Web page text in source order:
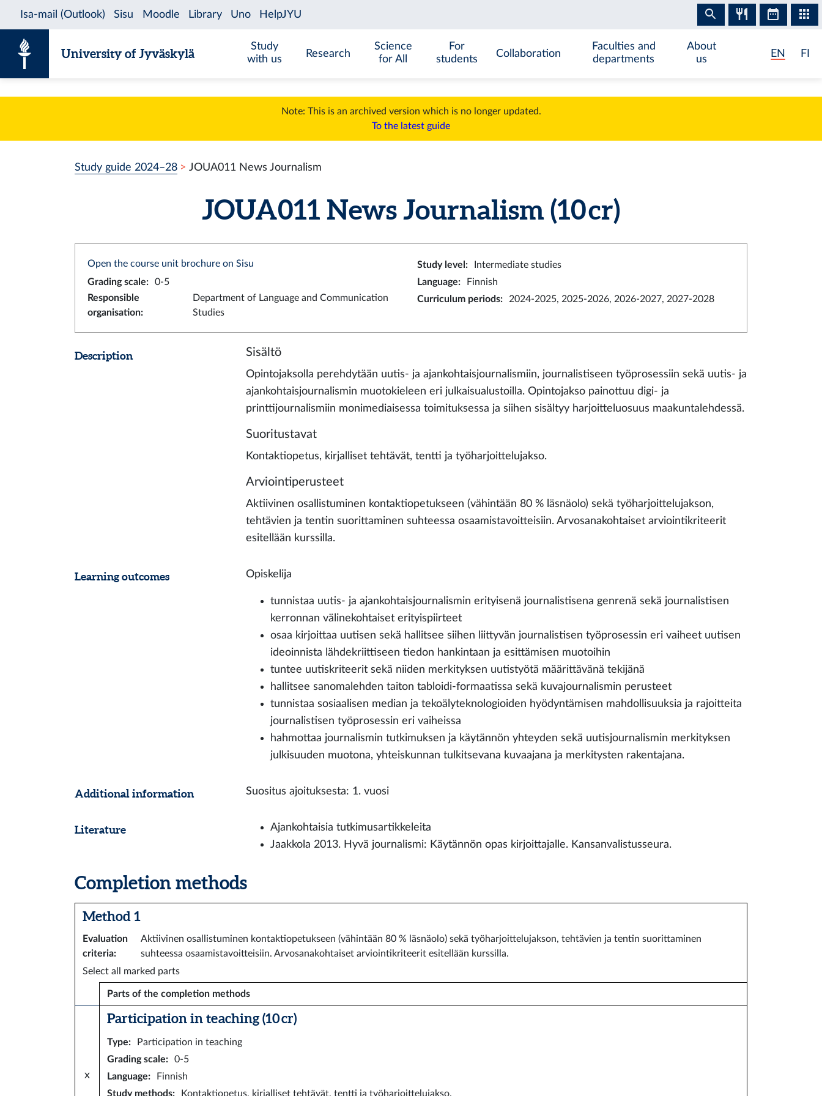
University of Jyväskylä
Study
with us
Research
Science
for All
For
students
Collaboration
Faculties and
departments
About
us
EN FI
Note: This is an archived version which is no longer updated.
To the latest guide
Study guide 2024–28 JOUA011 News Journalism
JOUA011 News Journalism (10 cr)
Open the course unit brochure on Sisu Study level :
Intermediate studies
Grading scale: 0-5 Language:
Finnish
Responsible
organisation:
Department of Language and Communication
Studies
Curriculum periods: 2024-2025, 2025-2026, 2026-2027, 2027-2028
Description Sisältö
Opintojaksolla perehdytään uutis- ja ajankohtaisjournalismiin, journalistiseen työprosessiin sekä uutis- ja
ajankohtaisjournalismin muotokieleen eri julkaisualustoilla. Opintojakso painottuu digi- ja
printtijournalismiin monimediaisessa toimituksessa ja siihen sisältyy harjoitteluosuus maakuntalehdessä.
Suoritustavat
Kontaktiopetus, kirjalliset tehtävät, tentti ja työharjoittelujakso.
Arviointiperusteet
Aktiivinen osallistuminen kontaktiopetukseen (vähintään 80 % läsnäolo) sekä työharjoittelujakson,
tehtävien ja tentin suorittaminen suhteessa osaamistavoitteisiin. Arvosanakohtaiset arviointikriteerit
esitellään kurssilla.
Learning outcomes Opiskelija
tunnistaa uutis- ja ajankohtaisjournalismin erityisenä journalistisena genrenä sekä journalistisen
kerronnan välinekohtaiset erityispiirteet
osaa kirjoittaa uutisen sekä hallitsee siihen liittyvän journalistisen työprosessin eri vaiheet uutisen
ideoinnista lähdekriittiseen tiedon hankintaan ja esittämisen muotoihin
tuntee uutiskriteerit sekä niiden merkityksen uutistyötä määrittävänä tekijänä
hallitsee sanomalehden taiton tabloidi-formaatissa sekä kuvajournalismin perusteet
tunnistaa sosiaalisen median ja tekoälyteknologioiden hyödyntämisen mahdollisuuksia ja rajoitteita
journalistisen työprosessin eri vaiheissa
hahmottaa journalismin tutkimuksen ja käytännön yhteyden sekä uutisjournalismin merkityksen
julkisuuden muotona, yhteiskunnan tulkitsevana kuvaajana ja merkitysten rakentajana.
Additional information Suositus ajoituksesta: 1. vuosi
Literature
Ajankohtaisia tutkimusartikkeleita
Jaakkola 2013. Hyvä journalismi: Käytännön opas kirjoittajalle. Kansanvalistusseura.
Completion methods
Method 1
Evaluation
criteria:
Aktiivinen osallistuminen kontaktiopetukseen (vähintään 80 % läsnäolo) sekä työharjoittelujakson, tehtävien ja tentin suorittaminen
suhteessa osaamistavoitteisiin. Arvosanakohtaiset arviointikriteerit esitellään kurssilla.
Select all marked parts
Parts of the completion methods
x
Participation in teaching (10 cr)
Type:
Participation in teaching
Grading scale:
0-5
Language:
Finnish
Study methods: Kontaktiopetus, kirjalliset tehtävät, tentti ja työharjoittelujakso.